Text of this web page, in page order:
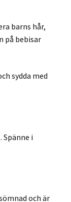
barns hår,
på bebisar
sydda med
i
och är